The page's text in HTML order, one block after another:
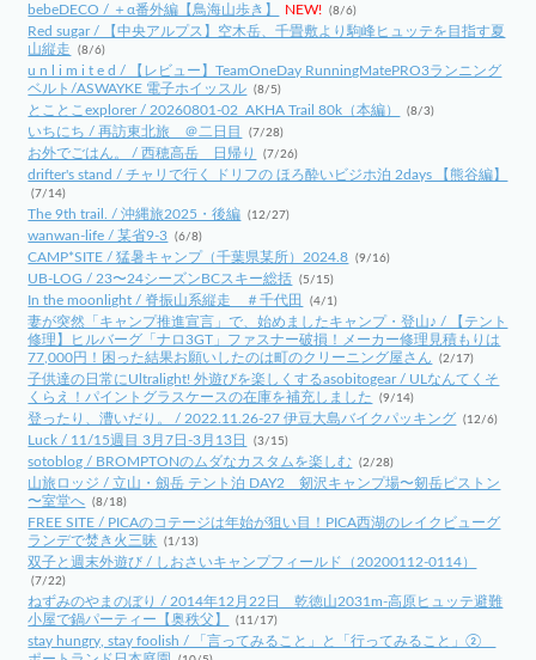
bebeDECO / ＋α番外編【鳥海山歩き】
NEW! (8/6)
Red sugar / 【中央アルプス】空木岳、千畳敷より駒峰ヒュッテを目指す夏
山縦走
(8/6)
u n l i m i t e d / 【レビュー】TeamOneDay RunningMatePRO3ランニング
ベルト/ASWAYKE 電子ホイッスル (8/5)
とことこexplorer / 20260801-02_AKHA Trail 80k（本編） (8/3)
いちにち / 再訪東北旅 ＠二日目 (7/28)
お外でごはん。 / 西穂高岳 日帰り (7/26)
drifter's stand / チャリで行く ドリフの ほろ酔いビジホ泊 2days 【熊谷編】
(7/14)
The 9th trail. / 沖縄旅2025・後編 (12/27)
wanwan-life / 某省9-3 (6/8)
CAMP*SITE / 猛暑キャンプ（千葉県某所）2024.8 (9/16)
UB-LOG / 23〜24シーズンBCスキー総括 (5/15)
In the moonlight / 脊振山系縦走 ＃千代田 (4/1)
妻が突然「キャンプ推進宣言」で、始めましたキャンプ・登山♪ / 【テント
修理】ヒルバーグ「ナロ3GT」ファスナー破損！メーカー修理見積もりは
77,000円！困った結果お願いしたのは町のクリーニング屋さん
(2/17)
子供達の日常にUltralight! 外遊びを楽しくするasobitogear / ULなんてくそ
くらえ！パイントグラスケースの在庫を補充しました
(9/14)
登ったり、漕いだり。 / 2022.11.26-27 伊豆大島バイクパッキング (12/6)
Luck / 11/15週目 3月7日-3月13日 (3/15)
sotoblog / BROMPTONのムダなカスタムを楽しむ (2/28)
山旅ロッジ / 立山・劔岳 テント泊 DAY2 剱沢キャンプ場〜剱岳ピストン
〜室堂へ (8/18)
FREE SITE / PICAのコテージは年始が狙い目！PICA西湖のレイクビューグ
ランデで焚き火三昧
(1/13)
双子と週末外遊び / しおさいキャンプフィールド（20200112-0114）
(7/22)
ねずみのやまのぼり / 2014年12月22日 乾徳山2031m-高原ヒュッテ避難
小屋で鍋パーティー【奥秩父】
(11/17)
stay hungry, stay foolish / 「言ってみること」と「行ってみること」②